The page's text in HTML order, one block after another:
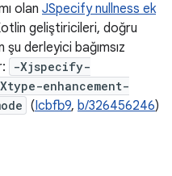
olan JSpecify nullness ek
geliştiricileri, doğru
şu derleyici bağımsız
-Xjspecify-
enhancement-
(Icbfb9, b/326456246)